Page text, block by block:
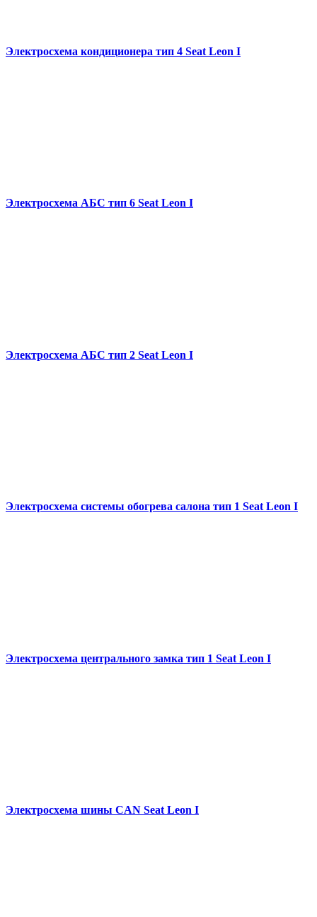
Электросхема кондиционера тип 4 Seat Leon I
Электросхема АБС тип 6 Seat Leon I
Электросхема АБС тип 2 Seat Leon I
Электросхема системы обогрева салона тип 1 Seat Leon I
Электросхема центрального замка тип 1 Seat Leon I
Электросхема шины CAN Seat Leon I